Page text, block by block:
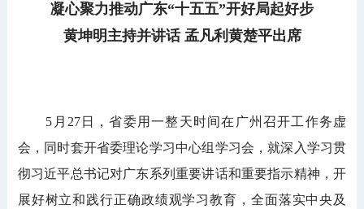
凝心聚力推动广东“十五五”开好局起好步
黄坤明主持并讲话 孟凡利黄楚平出席
5月27日，省委用一整天时间在广州召开工作务虚
会，同时套开省委理论学习中心组学习会，就深入学习贯
彻习近平总书记对广东系列重要讲话和重要指示精神，开
展好树立和践行正确政绩观学习教育，全面落实中央及